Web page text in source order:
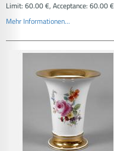
Limit: 60.00 €, Acceptance: 60.00 €
Mehr Informationen...